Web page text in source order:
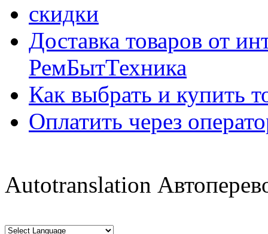
скидки
Доставка товаров от
РемБытТехника
Как выбрать и купить
Оплатить через
Autotranslation